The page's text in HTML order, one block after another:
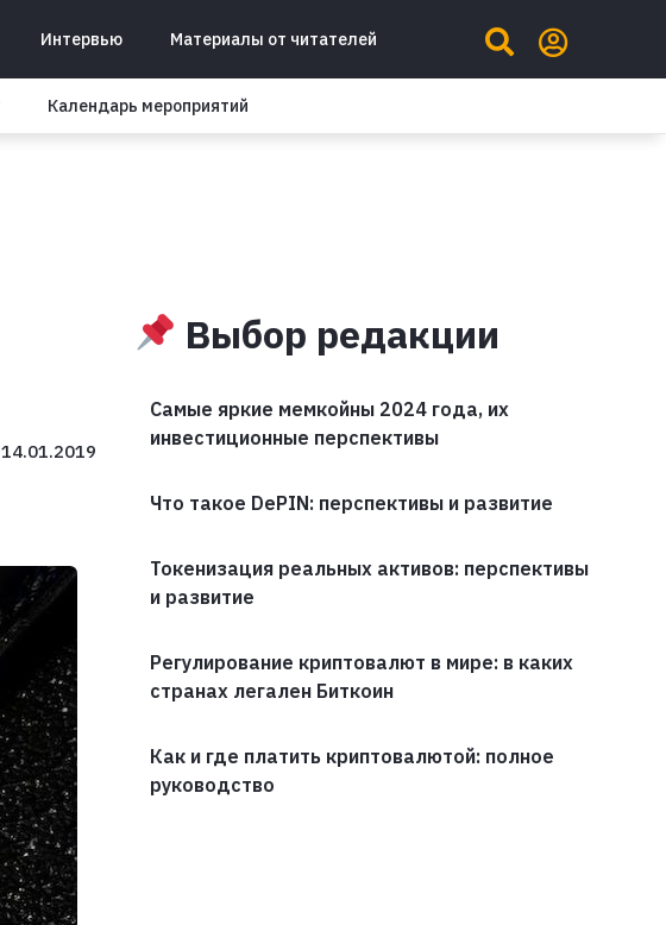
Интервью Материалы от читателей
Календарь мероприятий
14.01.2019
Выбор редакции
Самые яркие мемкойны 2024 года, их
инвестиционные перспективы
Что такое DePIN: перспективы и развитие
Токенизация реальных активов: перспективы
и развитие
Регулирование криптовалют в мире: в каких
странах легален Биткоин
Как и где платить криптовалютой: полное
руководство